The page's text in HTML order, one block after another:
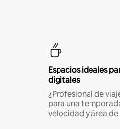
Espacios ideales
digitales
¿Profesional de
para una
velocidad y área